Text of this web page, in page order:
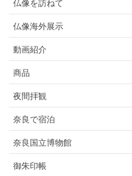
仏像を訪ねて
仏像海外展示
動画紹介
商品
夜間拝観
奈良で宿泊
奈良国立博物館
御朱印帳